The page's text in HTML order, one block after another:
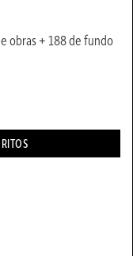
obras + 188 de fundo